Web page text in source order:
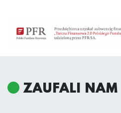
ZAUFALI NAM